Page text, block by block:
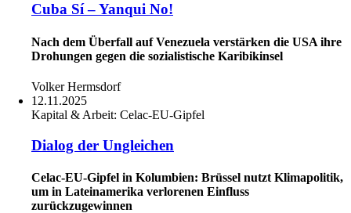
Cuba Sí – Yanqui No!
Nach dem Überfall auf Venezuela verstärken die USA ihre
Drohungen gegen die sozialistische Karibikinsel
Volker Hermsdorf
12.11.2025
Kapital & Arbeit: Celac-EU-Gipfel
Dialog der Ungleichen
Celac-EU-Gipfel in Kolumbien: Brüssel nutzt Klimapolitik,
um in Lateinamerika verlorenen Einfluss
zurückzugewinnen